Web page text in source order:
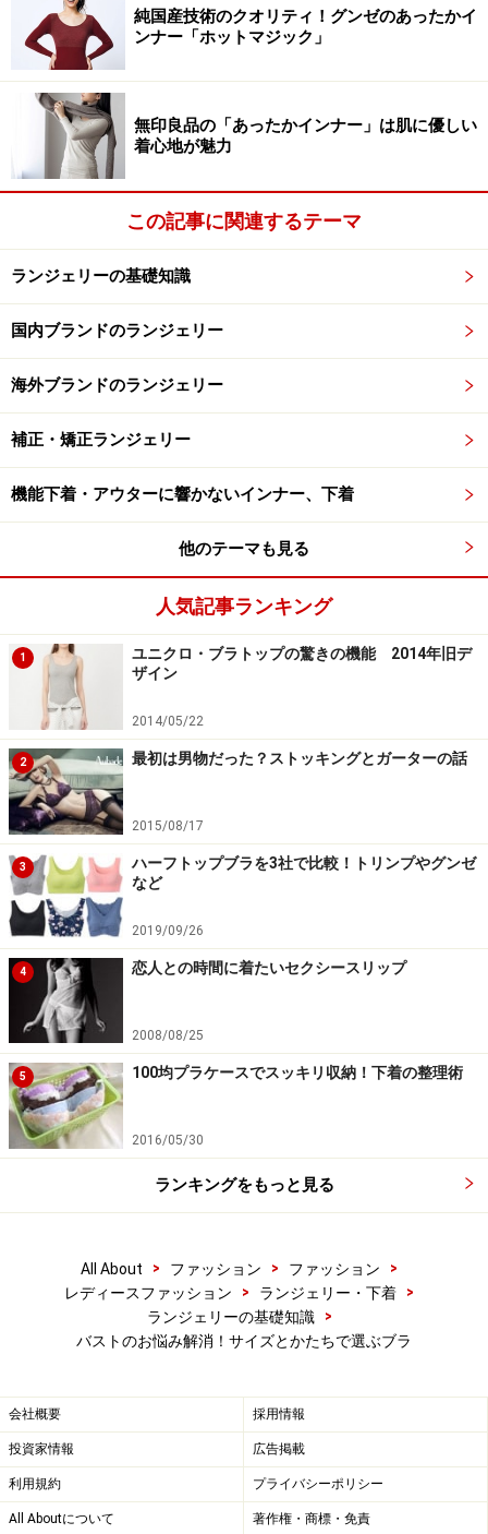
純国産技術のクオリティ！グンゼのあったかイ
ンナー「ホットマジック」
無印良品の「あったかインナー」は肌に優しい
着心地が魅力
この記事に関連するテーマ
ランジェリーの基礎知識
国内ブランドのランジェリー
海外ブランドのランジェリー
補正・矯正ランジェリー
機能下着・アウターに響かないインナー、下着
他のテーマも見る
人気記事ランキング
1
ユニクロ・ブラトップの驚きの機能 2014年旧デ
ザイン
2014/05/22
2 最初は男物だった？ストッキングとガーターの話
2015/08/17
3
ハーフトップブラを3社で比較！トリンプやグンゼ
など
2019/09/26
4 恋人との時間に着たいセクシースリップ
2008/08/25
5 100均プラケースでスッキリ収納！下着の整理術
2016/05/30
ランキングをもっと見る
All About > ファッション > ファッション
>
レディースファッション
> ランジェリー・下着
>
ランジェリーの基礎知識
>
バストのお悩み解消！サイズとかたちで選ぶブラ
会社概要 採用情報
投資家情報 広告掲載
利用規約 プライバシーポリシー
All Aboutについて 著作権・商標・免責